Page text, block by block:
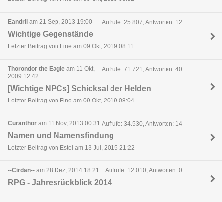
Eandril am 21 Sep, 2013 19:00 Aufrufe: 25.807, Antworten: 12
Wichtige Gegenstände
Letzter Beitrag von Fine am 09 Okt, 2019 08:11
Thorondor the Eagle am 11 Okt,
2009 12:42
Aufrufe: 71.721, Antworten: 40
[Wichtige NPCs] Schicksal der Helden
Letzter Beitrag von Fine am 09 Okt, 2019 08:04
Curanthor am 11 Nov, 2013 00:31 Aufrufe: 34.530, Antworten: 14
Namen und Namensfindung
Letzter Beitrag von Estel am 13 Jul, 2015 21:22
--Cirdan-- am 28 Dez, 2014 18:21 Aufrufe: 12.010, Antworten: 0
RPG - Jahresrückblick 2014